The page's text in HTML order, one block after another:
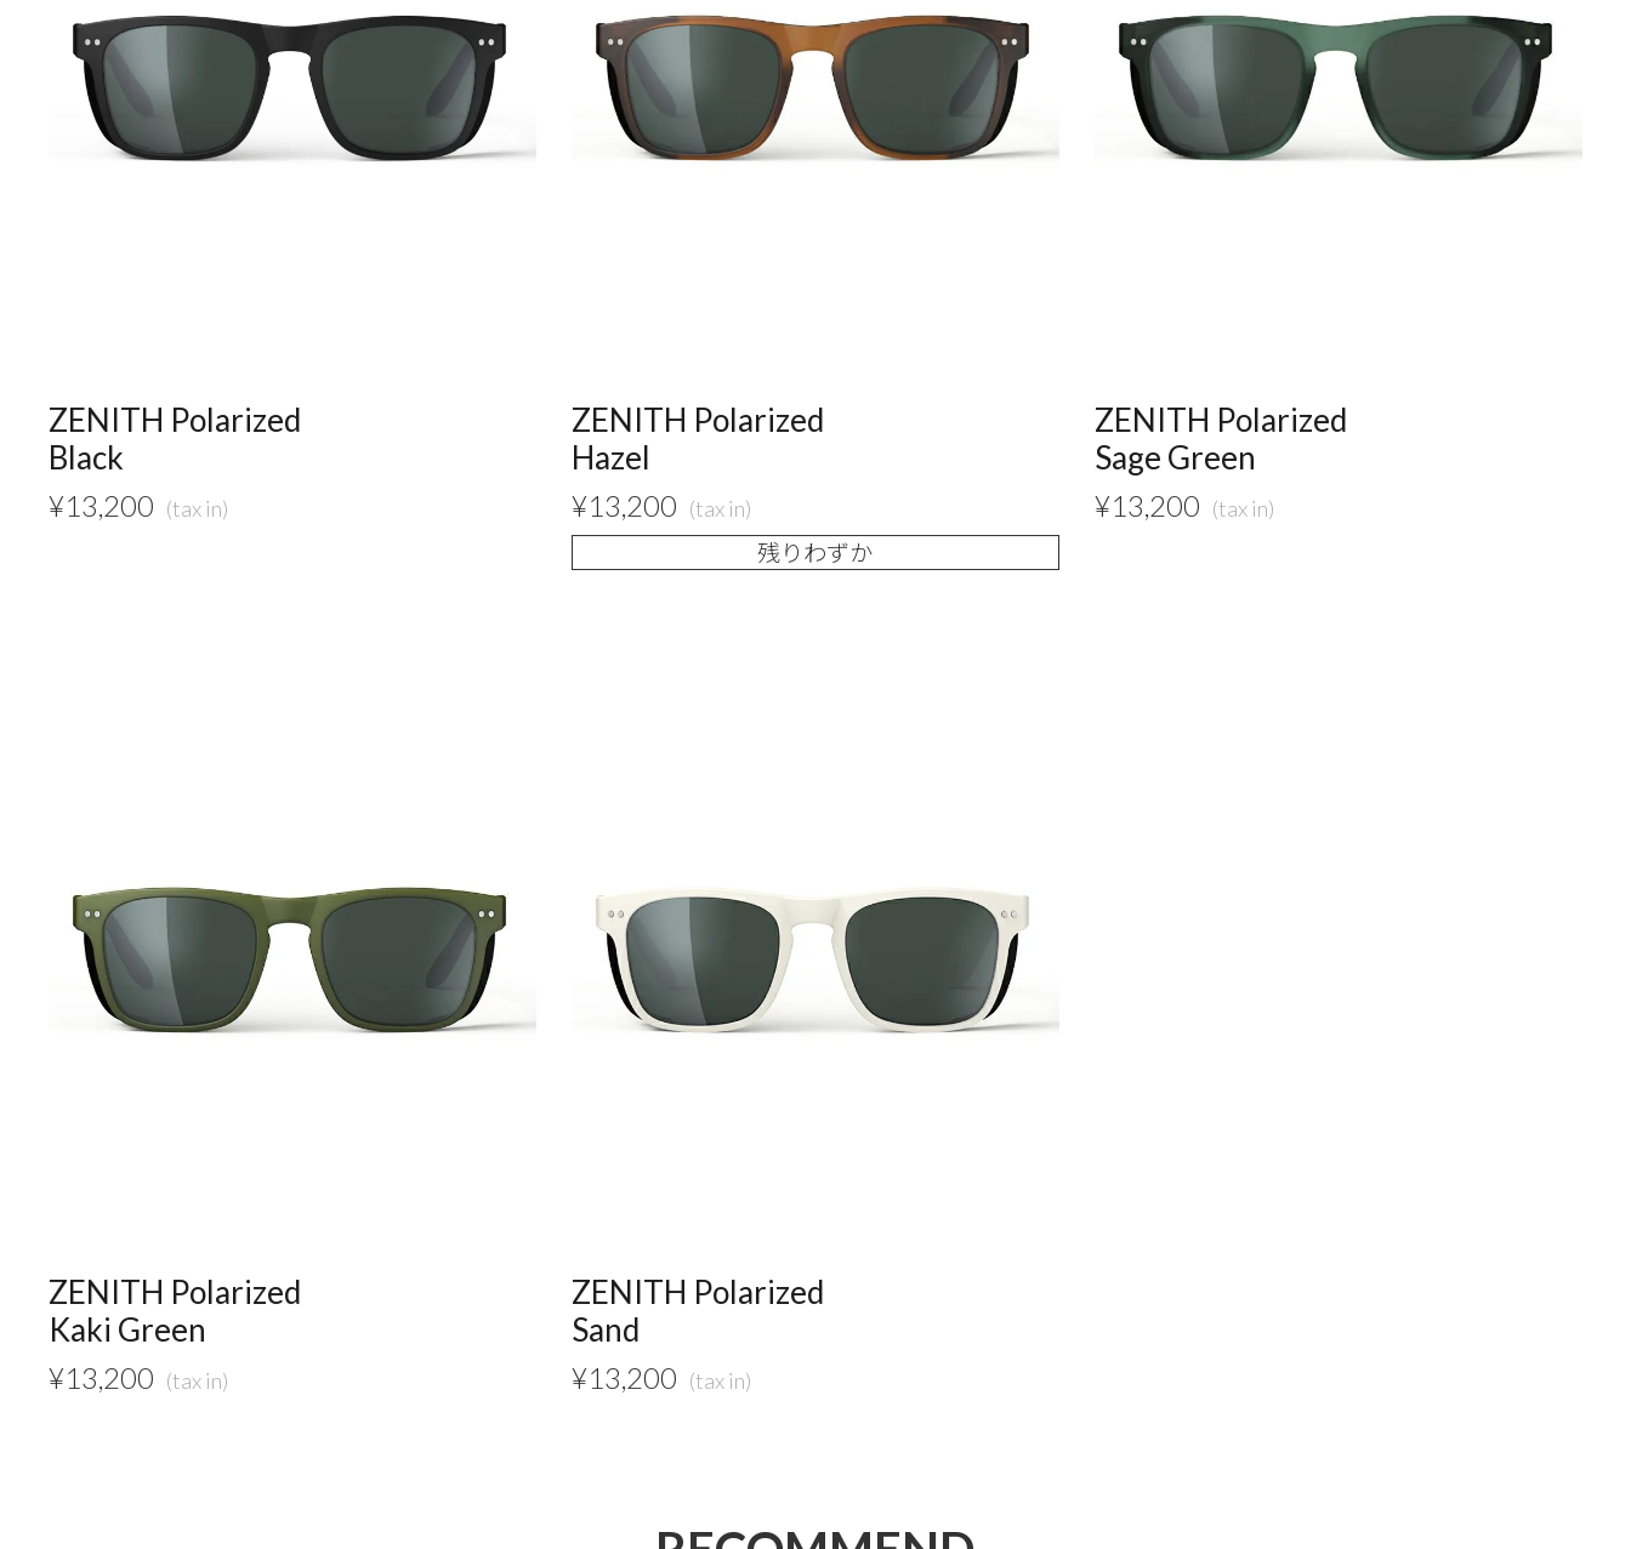
ZENITH Polarized
Black
¥13,200
ZENITH Polarized
Hazel
¥13,200
残りわずか
ZENITH Polarized
Sage Green
¥13,200
ZENITH Polarized
Kaki Green
¥13,200
ZENITH Polarized
Sand
¥13,200